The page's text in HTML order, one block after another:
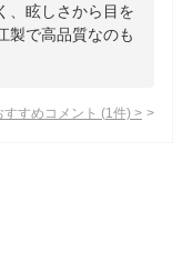
、眩しさから目を
製で高品質なのも
すすめコメント (1 件) >